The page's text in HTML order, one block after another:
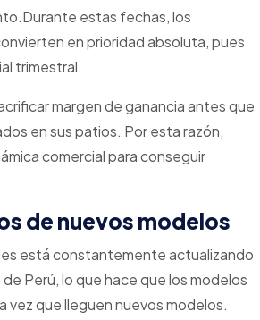
estas fechas, los
en prioridad absoluta, pues
trimestral.
margen de ganancia antes que
en sus patios. Por esta razón,
comercial para conseguir
de nuevos modelos
está constantemente actualizando
Perú, lo que hace que los modelos
vez que lleguen nuevos modelos.